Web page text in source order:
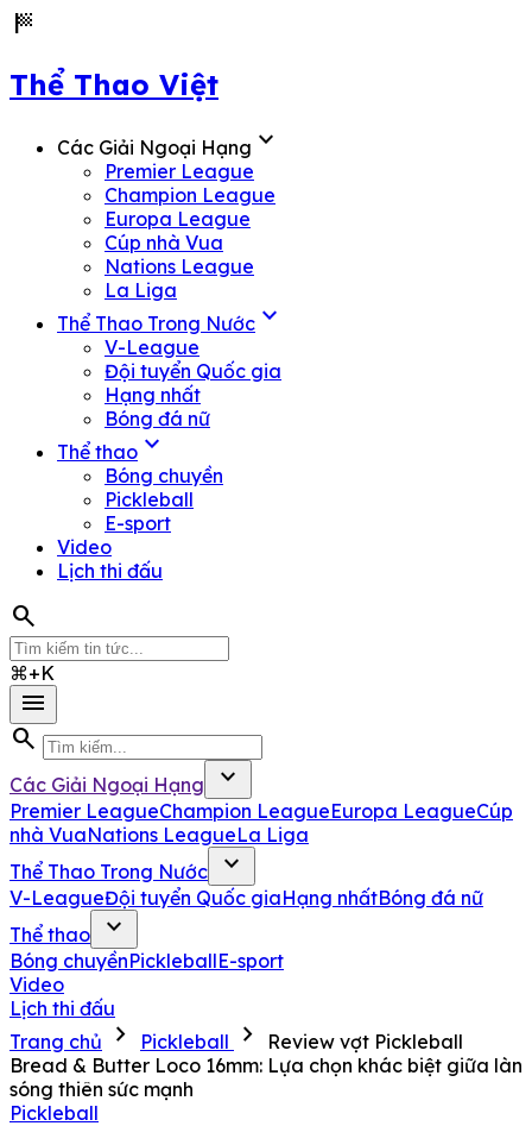
sports_score
Thể Thao Việt
Các Giải Ngoại Hạng expand_more
Premier League
Champion League
Europa League
Cúp nhà Vua
Nations League
La Liga
Thể Thao Trong Nước expand_more
V-League
Đội tuyển Quốc gia
Hạng nhất
Bóng đá nữ
Thể thao expand_more
Bóng chuyền
Pickleball
E-sport
Video
Lịch thi đấu
search
⌘+K
menu
search
Các Giải Ngoại Hạng expand_more
Premier LeagueChampion LeagueEuropa LeagueCúp
nhà VuaNations LeagueLa Liga
Thể Thao Trong Nước
expand_more
V-LeagueĐội tuyển Quốc giaHạng nhấtBóng đá nữ
Thể thao
expand_more
Bóng chuyềnPickleballE-sport
Video
Lịch thi đấu
Trang chủ
chevron_right Pickleball chevron_right
Review vợt Pickleball
Bread & Butter Loco 16mm: Lựa chọn khác biệt giữa làn
sóng thiên sức mạnh
Pickleball